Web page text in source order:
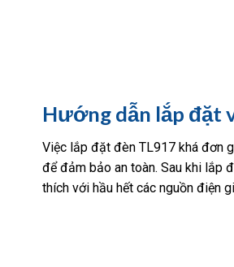
Hướng dẫn lắp đặt
Việc lắp đặt đèn TL917 khá đơn
để đảm bảo an toàn. Sau khi lắp
thích với hầu hết các nguồn điện